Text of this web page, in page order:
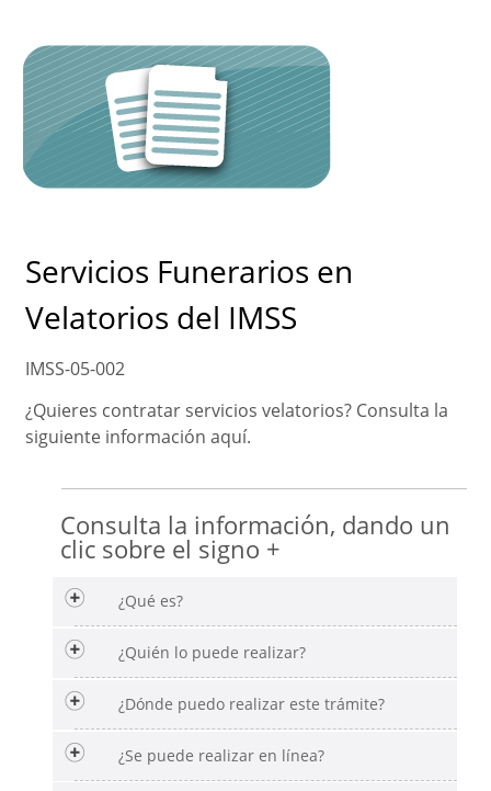
Servicios Funerarios en
Velatorios del IMSS
IMSS-05-002
¿Quieres contratar servicios velatorios? Consulta la
siguiente información aquí.
Consulta la información, dando un
clic sobre el signo +
¿Qué es?
¿Quién lo puede realizar?
¿Dónde puedo realizar este trámite?
¿Se puede realizar en línea?